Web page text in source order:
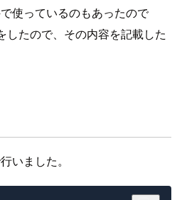
使っているのもあったので
したので、その内容を記載した
いました。